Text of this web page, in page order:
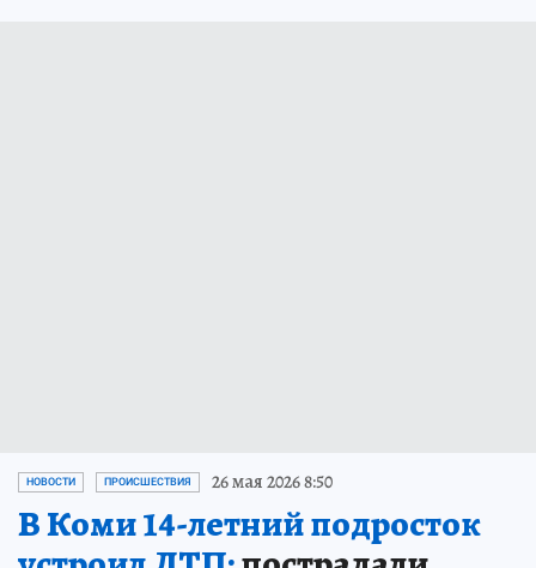
НОВОСТИ ПРОИСШЕСТВИЯ 26 мая 2026 8:50
В Коми 14-летний подросток